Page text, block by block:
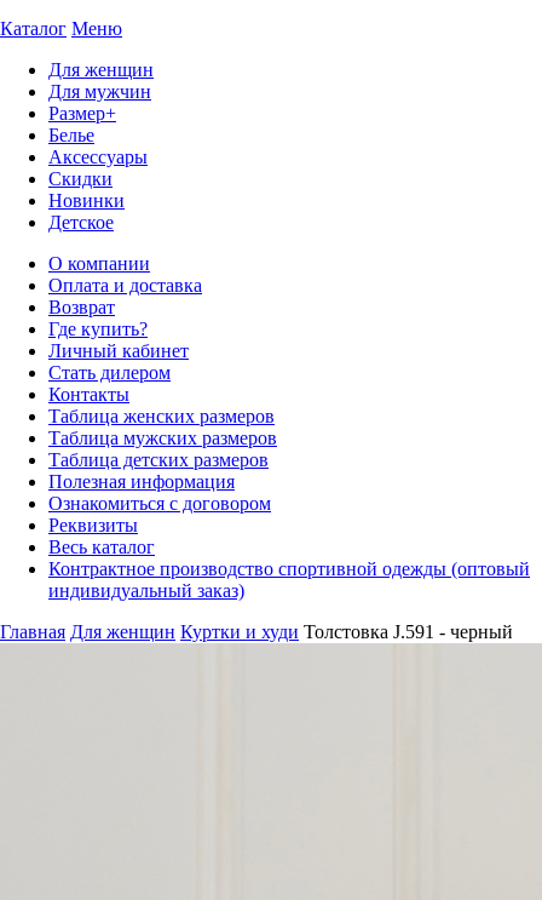
Каталог Меню
Для женщин
Для мужчин
Размер+
Белье
Аксессуары
Скидки
Новинки
Детское
О компании
Оплата и доставка
Возврат
Где купить?
Личный кабинет
Стать дилером
Контакты
Таблица женских размеров
Таблица мужских размеров
Таблица детских размеров
Полезная информация
Ознакомиться с договором
Реквизиты
Весь каталог
Контрактное производство спортивной одежды (оптовый
индивидуальный заказ)
Главная Для женщин Куртки и худи Толстовка J.591 - черный